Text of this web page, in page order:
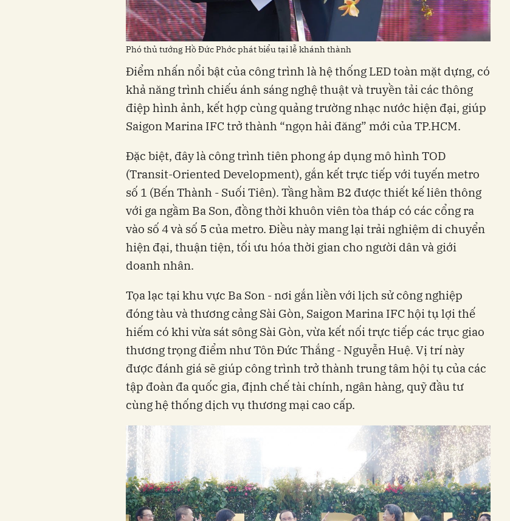
Phó thủ tướng Hồ Đức Phớc phát biểu tại lễ khánh thành
Điểm nhấn nổi bật của công trình là hệ thống LED toàn mặt dựng, có
khả năng trình chiếu ánh sáng nghệ thuật và truyền tải các thông
điệp hình ảnh, kết hợp cùng quảng trường nhạc nước hiện đại, giúp
Saigon Marina IFC trở thành “ngọn hải đăng” mới của TP.HCM.
Đặc biệt, đây là công trình tiên phong áp dụng mô hình TOD
(Transit-Oriented Development), gắn kết trực tiếp với tuyến metro
số 1 (Bến Thành - Suối Tiên). Tầng hầm B2 được thiết kế liên thông
với ga ngầm Ba Son, đồng thời khuôn viên tòa tháp có các cổng ra
vào số 4 và số 5 của metro. Điều này mang lại trải nghiệm di chuyển
hiện đại, thuận tiện, tối ưu hóa thời gian cho người dân và giới
doanh nhân.
Tọa lạc tại khu vực Ba Son - nơi gắn liền với lịch sử công nghiệp
đóng tàu và thương cảng Sài Gòn, Saigon Marina IFC hội tụ lợi thế
hiếm có khi vừa sát sông Sài Gòn, vừa kết nối trực tiếp các trục giao
thương trọng điểm như Tôn Đức Thắng - Nguyễn Huệ. Vị trí này
được đánh giá sẽ giúp công trình trở thành trung tâm hội tụ của các
tập đoàn đa quốc gia, định chế tài chính, ngân hàng, quỹ đầu tư
cùng hệ thống dịch vụ thương mại cao cấp.